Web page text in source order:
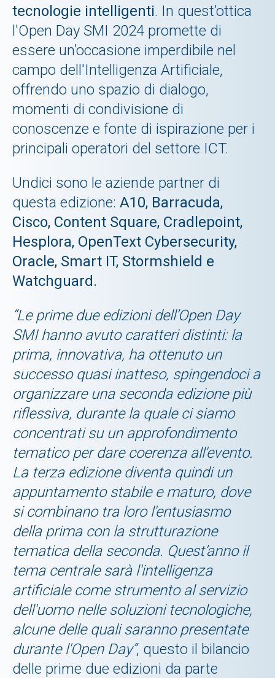
tecnologie intelligenti. In quest’ottica
l'Open Day SMI 2024 promette di
essere un’occasione imperdibile nel
campo dell'Intelligenza Artificiale,
offrendo uno spazio di dialogo,
momenti di condivisione di
conoscenze e fonte di ispirazione per i
principali operatori del settore ICT.
Undici sono le aziende partner di
questa edizione: A10, Barracuda,
Cisco, Content Square, Cradlepoint,
Hesplora, OpenText Cybersecurity,
Oracle, Smart IT, Stormshield e
Watchguard.
“Le prime due edizioni dell’Open Day
SMI hanno avuto caratteri distinti: la
prima, innovativa, ha ottenuto un
successo quasi inatteso, spingendoci a
organizzare una seconda edizione più
riflessiva, durante la quale ci siamo
concentrati su un approfondimento
tematico per dare coerenza all'evento.
La terza edizione diventa quindi un
appuntamento stabile e maturo, dove
si combinano tra loro l'entusiasmo
della prima con la strutturazione
tematica della seconda. Quest’anno il
tema centrale sarà l'intelligenza
artificiale come strumento al servizio
dell'uomo nelle soluzioni tecnologiche,
alcune delle quali saranno presentate
durante l'Open Day”, questo il bilancio
delle prime due edizioni da parte